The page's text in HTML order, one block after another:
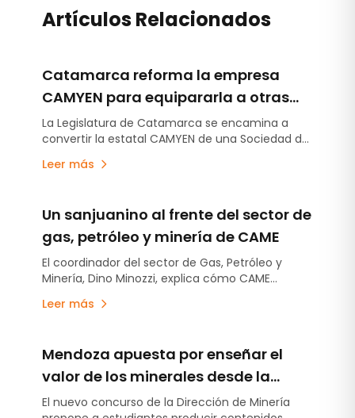
Artículos Relacionados
Catamarca reforma la empresa
CAMYEN para equipararla a otras
mineras estatales del país
La Legislatura de Catamarca se encamina a
convertir la estatal CAMYEN de una Sociedad del
Estado a una Sociedad Anónima Unipersonal.
Podrá comercializar sus más de 450
Leer más
Un sanjuanino al frente del sector de
gas, petróleo y minería de CAME
El coordinador del sector de Gas, Petróleo y
Minería, Dino Minozzi, explica cómo CAME
actuará como nexo para que las pymes
argentinas logren insertarse en los grandes
la entidad busca federalizar la cadena de valor y
fortalecer el desarrollo de proveedores locales.
Leer más
Mendoza apuesta por enseñar el
valor de los minerales desde la
minería urbana
El nuevo concurso de la Dirección de Minería